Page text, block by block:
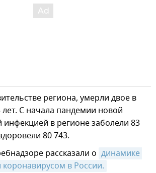
региона, умерли двое в
лет. С начала пандемии новой
инфекцией в регионе заболели 83
80 743.
рассказали о динамике
в России.